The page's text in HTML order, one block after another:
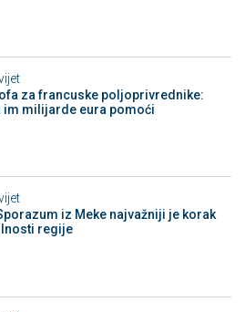
za francuske poljoprivrednike:
im milijarde eura pomoći
iz Meke najvažniji je korak
regije